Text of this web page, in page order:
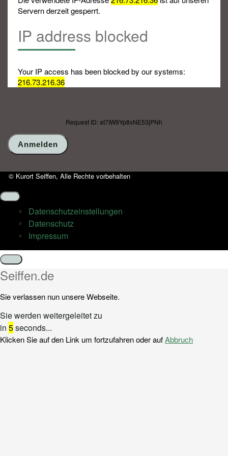
Servern derzeit gesperrt.
IP address blocked
Your IP access has been blocked by our systems:
216.73.216.36
Request ID: at7IW9Yp8xNE53jPNh
© Kurort Seiffen, Alle Rechte vorbehalten
Datenschutz­einstellungen
Datenschutz
Impressum
Schließen
Seiffen.de
Sie verlassen nun unsere Webseite.
Sie werden weitergeleitet zu
in 5seconds...
Klicken Sie auf den Link um fortzufahren oder aufAbbruch